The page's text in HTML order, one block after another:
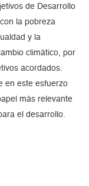
de Desarrollo
la pobreza
y la
climático, por
acordados.
en este esfuerzo
más relevante
el desarrollo.